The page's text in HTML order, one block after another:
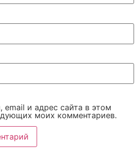
и адрес сайта в этом
моих комментариев.